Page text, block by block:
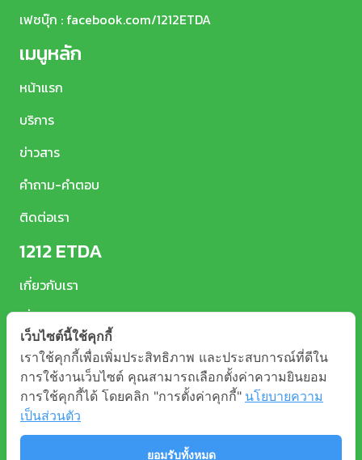
เฟซบุ๊ก : facebook.com/1212ETDA
เมนูหลัก
หน้าแรก
บริการ
ข่าวสาร
คำถาม-คำตอบ
ติดต่อเรา
1212 ETDA
เกี่ยวกับเรา
เงื่อนไขและข้อตกลง
นโยบายคุ้มครองข้อมูลส่วนบุคคล
เว็บไซต์นี้ใช้คุกกี้
เราใช้คุกกี้เพื่อเพิ่มประสิทธิภาพ และประสบการณ์ที่ดีใน
การใช้งานเว็บไซต์ คุณสามารถเลือกตั้งค่าความยินยอม
การใช้คุกกี้ได้ โดยคลิก "การตั้งค่าคุกกี้" นโยบายความ
เป็นส่วนตัว
ยอมรับทั้งหมด